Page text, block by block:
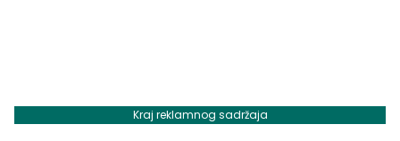
Kraj reklamnog sadržaja